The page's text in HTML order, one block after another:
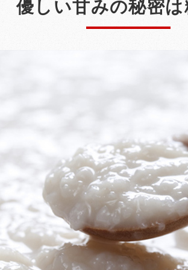
優しい甘みの秘密